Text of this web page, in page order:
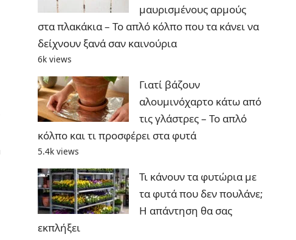
μαυρισμένους αρμούς
στα πλακάκια – Το απλό κόλπο που τα κάνει να
δείχνουν ξανά σαν καινούρια
6k views
Γιατί βάζουν
αλουμινόχαρτο κάτω από
τις γλάστρες – Το απλό
κόλπο και τι προσφέρει στα φυτά
5.4k views
Τι κάνουν τα φυτώρια με
τα φυτά που δεν πουλάνε;
Η απάντηση θα σας
εκπλήξει